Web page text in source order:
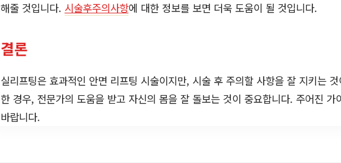
해줄 것입니다. 시술후주의사항에 대한 정보를 보면 더욱 도움이 될 것입니다.
결론
실리프팅은 효과적인 안면 리프팅 시술이지만, 시술 후 주의할 사항을 잘 지키는
한 경우, 전문가의 도움을 받고 자신의 몸을 잘 돌보는 것이 중요합니다. 주어진 가
바랍니다.